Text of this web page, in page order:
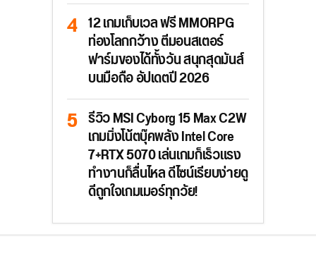
12 เกมเก็บเวล ฟรี MMORPG
ท่องโลกกว้าง ตีมอนสเตอร์
ฟาร์มของได้ทั้งวัน สนุกสุดมันส์
บนมือถือ อัปเดตปี 2026
รีวิว MSI Cyborg 15 Max C2W
เกมมิ่งโน้ตบุ๊คพลัง Intel Core
7+RTX 5070 เล่นเกมก็เร็วแรง
ทำงานก็ลื่นไหล ดีไซน์เรียบง่ายดู
ดีถูกใจเกมเมอร์ทุกวัย!